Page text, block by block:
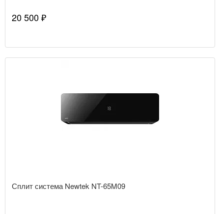
20 500 ₽
Сплит система Newtek NT-65M09